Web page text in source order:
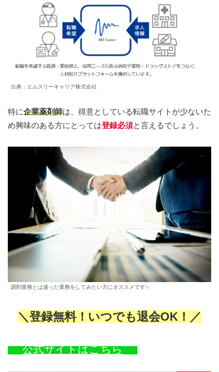
出典：エムスリーキャリア株式会社
特に企業薬剤師は、得意としている転職サイトが少ないた
め興味のある方にとっては登録必須と言えるでしょう。
調剤業務とは違った業務をしてみたい方にオススメです✨
＼登録無料！いつでも退会OK！／
公式サイトはこちら